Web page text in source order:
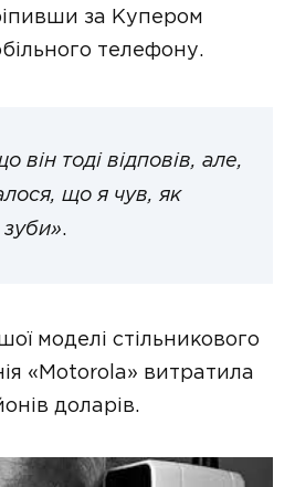
за Купером
телефону.
він тоді відповів, але,
що я чув, як
.
моделі стільникового
«Motorola» витратила
доларів.